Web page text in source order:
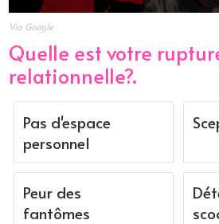
Via Google
Quelle est votre
relationnelle?.
Pas d'espace
personnel
Peur des
fantômes